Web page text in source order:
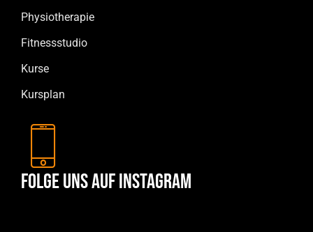
Physiotherapie
Fitnessstudio
Kurse
Kursplan
Folge uns auf Instagram